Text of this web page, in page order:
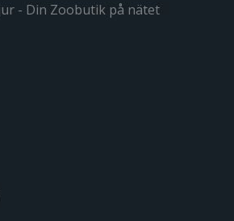
- Din Zoobutik på nätet